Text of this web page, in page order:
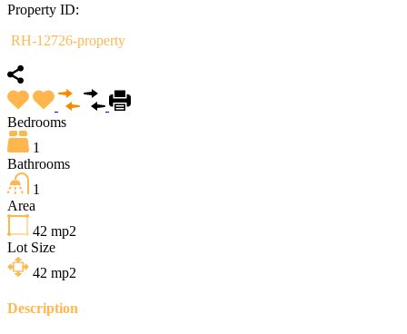
Property ID:
RH-12726-property
Bedrooms
1
Bathrooms
1
Area
42 mp2
Lot Size
42 mp2
Description